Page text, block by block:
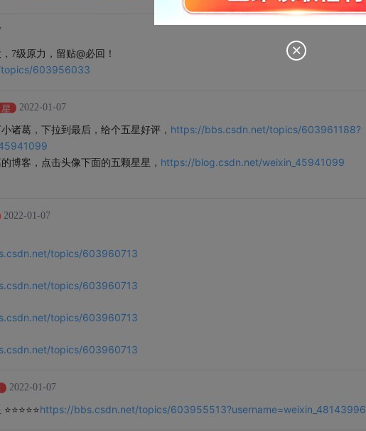
7级原力，留贴@必回！
603956033
2022-01-07
诸葛，下拉到最后，给个五星好评， https://bbs.csdn.net/topics/603961188?
博客，点击头像下面的五颗星星， https://blog.csdn.net/weixin_45941099
2022-01-07
topics/603960713
topics/603960713
topics/603960713
topics/603960713
2022-01-07
https://bbs.csdn.net/topics/603955513?username=weixin_48143996